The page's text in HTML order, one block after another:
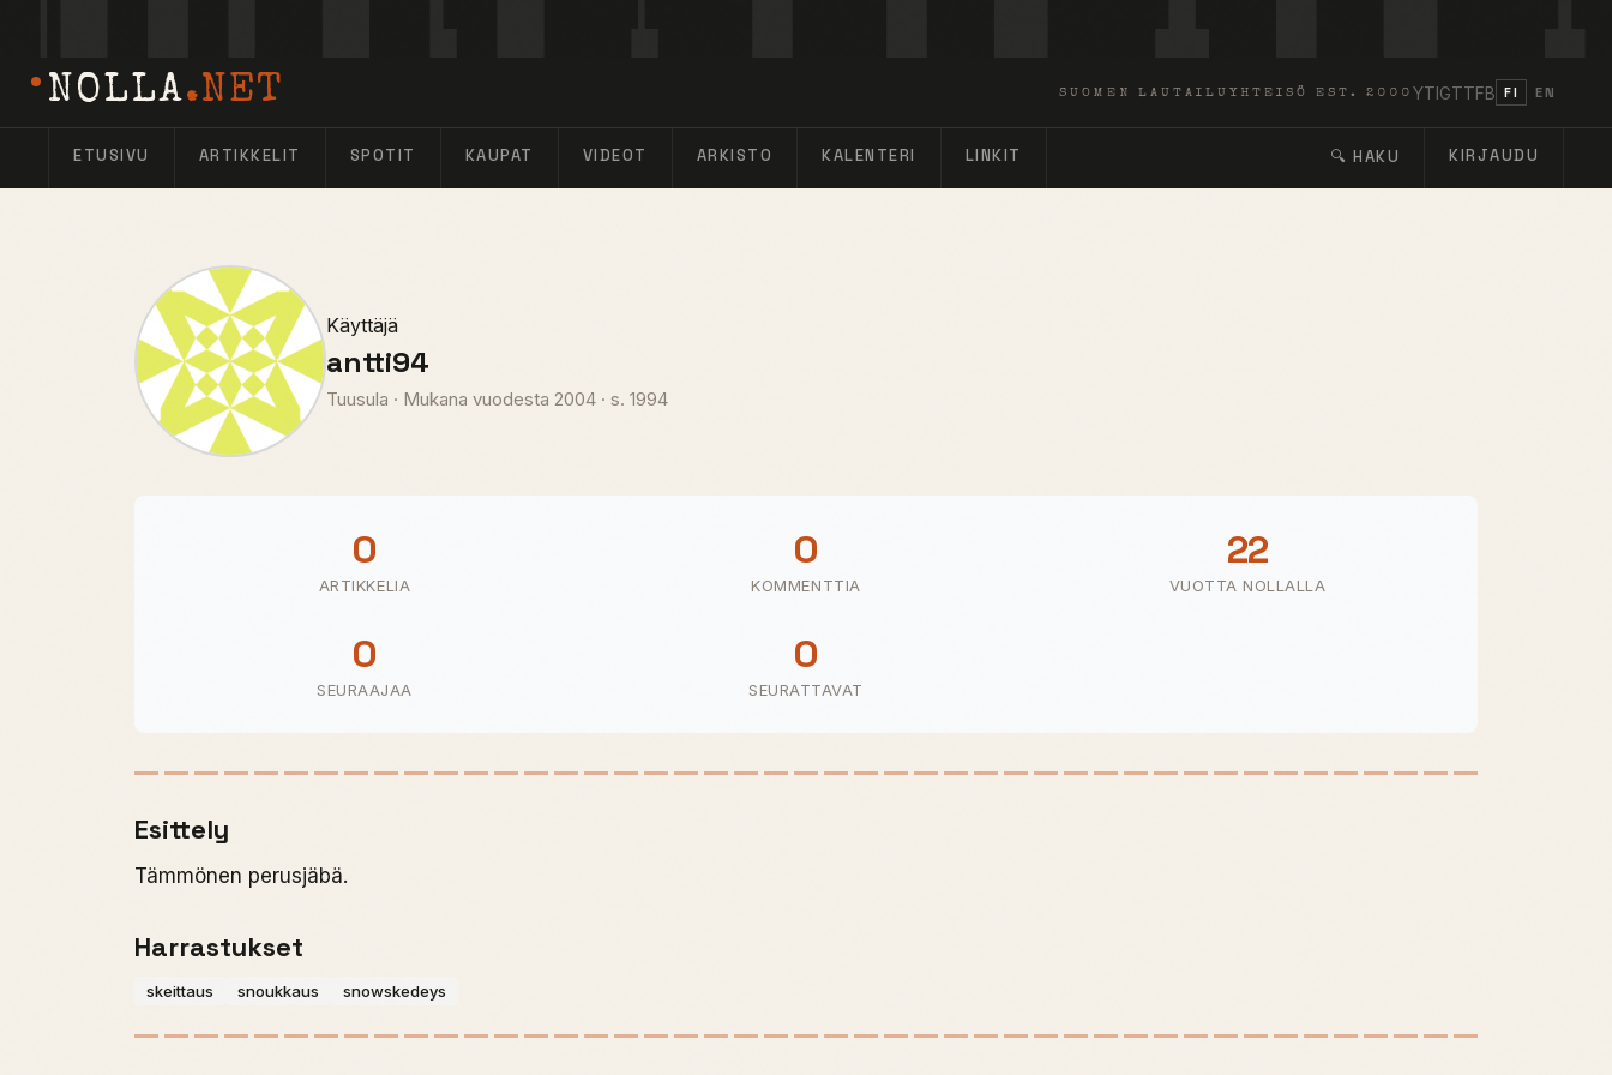
NOLLA.NET SUOMEN LAUTAILUYHTEISÖ EST. 2000 YTIGTTFB FI EN
ETUSIVU ARTIKKELIT SPOTIT KAUPAT VIDEOT ARKISTO KALENTERI LINKIT 🔍 HAKU KIRJAUDU
Käyttäjä
antti94
Tuusula · Mukana vuodesta 2004 · s. 1994
0
ARTIKKELIA
0
KOMMENTTIA
22
VUOTTA NOLLALLA
0
SEURAAJAA
0
SEURATTAVAT
Esittely
Tämmönen perusjäbä.
Harrastukset
skeittaus snoukkaus snowskedeys